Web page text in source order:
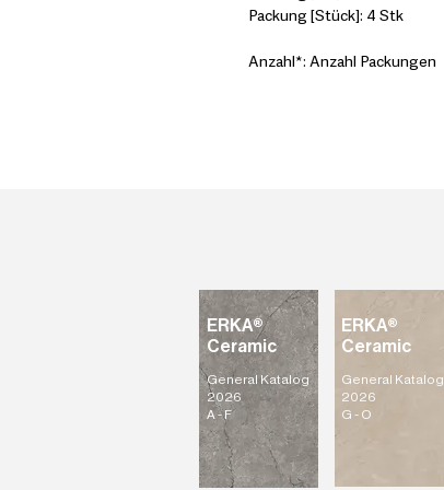
Packung [Stück]: 4 Stk
Anzahl*: Anzahl Packungen
ERKA®
Ceramic
General Katalog
2026
G - O
ERKA®
Ceramic
General Katalog
2026
A - F